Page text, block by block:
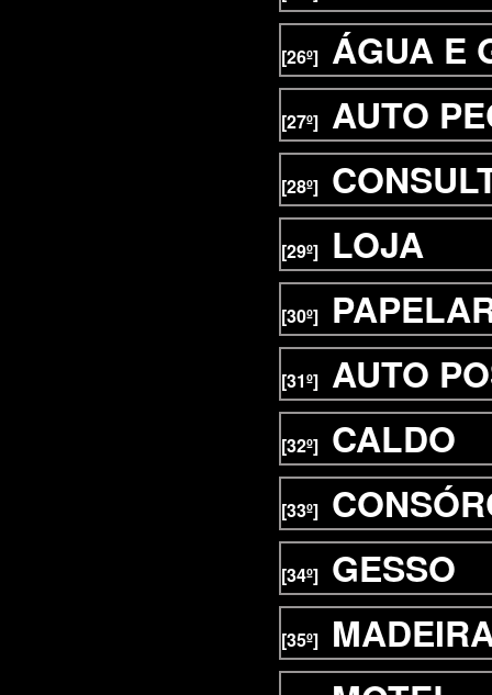
[26º] ÁGUA E
[27º] AUTO
[28º]
[29º] LOJA
[30º]
[31º] AUTO
[32º] CALDO
[33º]
[34º] GESSO
[35º]